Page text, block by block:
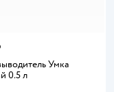
Умкa
0.5 л